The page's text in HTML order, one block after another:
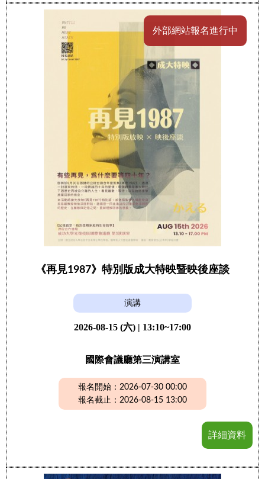
外部網站報名進行中
《再見1987》特別版成大特映暨映後座談
演講
2026-08-15 (六) | 13:10~17:00
國際會議廳第三演講室
報名開始：2026-07-30 00:00
報名截止：2026-08-15 13:00
詳細資料